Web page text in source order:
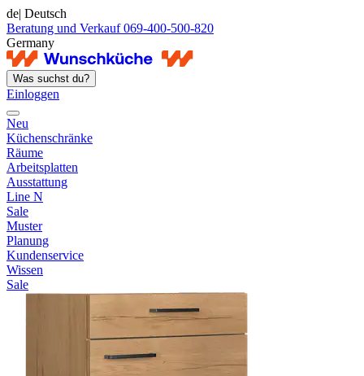
de| Deutsch
Beratung und Verkauf 069-400-500-820
Germany
Was suchst du?
Einloggen
Neu
Küchenschränke
Räume
Arbeitsplatten
Ausstattung
Line N
Sale
Muster
Planung
Kundenservice
Wissen
Sale